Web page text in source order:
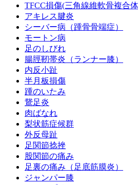
TFCC損傷(三角線維軟骨複合
アキレス腱炎
シーバー病（踵骨骨端症）
モートン病
足のしびれ
腸脛靭帯炎（ランナー膝）
内反小趾
半月板損傷
踵のいたみ
鵞足炎
肉ばなれ
梨状筋症候群
外反母趾
足関節捻挫
股関節の痛み
足裏の痛み（足底筋膜炎）
ジャンパー膝